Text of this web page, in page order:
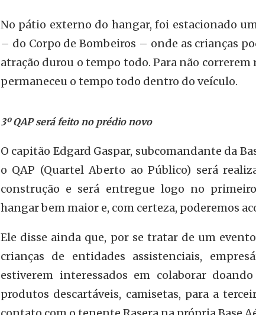
No pátio externo do hangar, foi estacionado
– do Corpo de Bombeiros – onde as crianças
atração durou o tempo todo. Para não correrem
permaneceu o tempo todo dentro do veículo.
3º QAP será feito no prédio novo
O capitão Edgard Gaspar, subcomandante da
o QAP (Quartel Aberto ao Público) será
construção e será entregue logo no
hangar bem maior e, com certeza, poderemos
Ele disse ainda que, por se tratar de um
crianças de entidades assistenciais,
estiverem interessados em colaborar
produtos descartáveis, camisetas, para a